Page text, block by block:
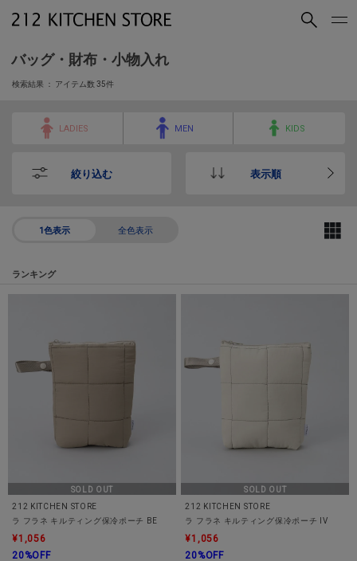
買いもの
ショップコンセプト
Instagram
バッグ・財布・小物入れ
検索結果 ： アイテム数 35件
LADIES MEN KIDS
絞り込む 表示順
1色表示 全色表示
ランキング
SOLD OUT
212 KITCHEN STORE
ラ フラネ キルティング保冷ポーチ BE
¥1,056
20%OFF
SOLD OUT
212 KITCHEN STORE
ラ フラネ キルティング保冷ポーチ IV
¥1,056
20%OFF